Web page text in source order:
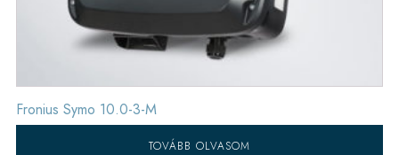
Fronius Symo 10.0-3-M
TOVÁBB OLVASOM